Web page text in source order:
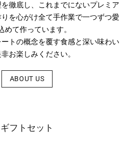
徹底し、
これまでにないプレミア
を心がけ全て手作業で一つずつ愛
めて作っています。
トの概念を覆す食感と深い味わい
お楽しみください。
ABOUT US
ギフトセット